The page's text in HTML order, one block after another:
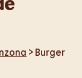
> Burger